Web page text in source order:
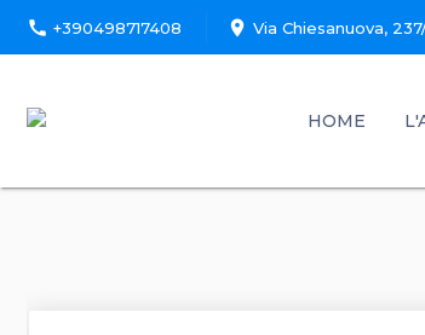
call +390498717408 location_on Via Chiesanuova,
HOME